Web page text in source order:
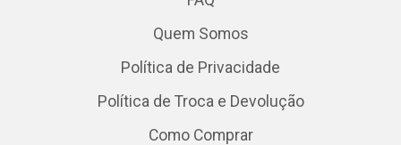
Quem Somos
Política de Privacidade
Política de Troca e Devolução
Como Comprar